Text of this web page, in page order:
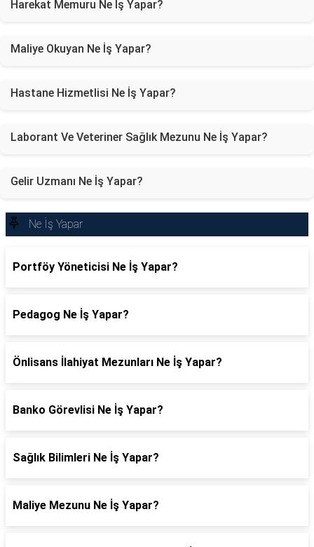
Harekat Memuru Ne İş Yapar?
Maliye Okuyan Ne İş Yapar?
Hastane Hizmetlisi Ne İş Yapar?
Laborant Ve Veteriner Sağlık Mezunu Ne İş Yapar?
Gelir Uzmanı Ne İş Yapar?
Ne İş Yapar
Portföy Yöneticisi Ne İş Yapar?
Pedagog Ne İş Yapar?
Önlisans İlahiyat Mezunları Ne İş Yapar?
Banko Görevlisi Ne İş Yapar?
Sağlık Bilimleri Ne İş Yapar?
Maliye Mezunu Ne İş Yapar?